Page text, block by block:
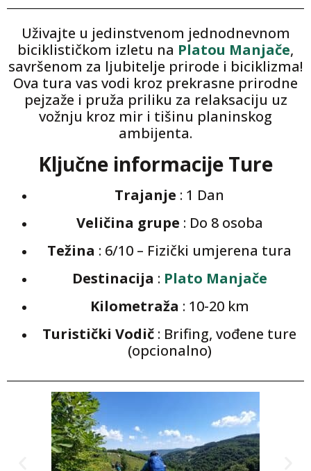
Uživajte u jedinstvenom jednodnevnom
biciklističkom izletu na Platou Manjače,
savršenom za ljubitelje prirode i biciklizma!
Ova tura vas vodi kroz prekrasne prirodne
pejzaže i pruža priliku za relaksaciju uz
vožnju kroz mir i tišinu planinskog
ambijenta.
Ključne informacije Ture
Trajanje : 1 Dan
Veličina grupe : Do 8 osoba
Težina : 6/10 – Fizički umjerena tura
Destinacija : Plato Manjače
Kilometraža : 10-20 km
Turistički Vodič : Brifing, vođene ture
(opcionalno)